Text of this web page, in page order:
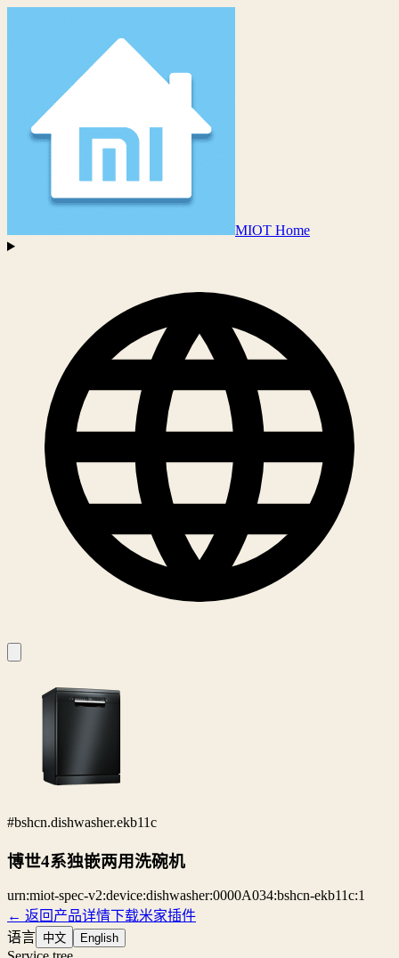
MIOT Home
#bshcn.dishwasher.ekb11c
博世4系独嵌两用洗碗机
urn:miot-spec-v2:device:dishwasher:0000A034:bshcn-ekb11c:1
← 返回产品详情下载米家插件
语言 中文 English